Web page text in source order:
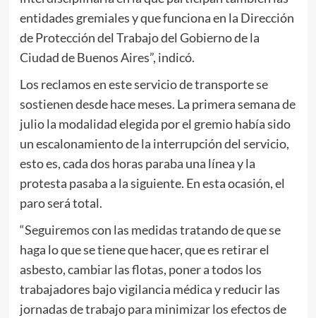
entidades gremiales y que funciona en la Dirección
de Protección del Trabajo del Gobierno de la
Ciudad de Buenos Aires”, indicó.
Los reclamos en este servicio de transporte se
sostienen desde hace meses. La primera semana de
julio la modalidad elegida por el gremio había sido
un escalonamiento de la interrupción del servicio,
esto es, cada dos horas paraba una línea y la
protesta pasaba a la siguiente. En esta ocasión, el
paro será total.
“Seguiremos con las medidas tratando de que se
haga lo que se tiene que hacer, que es retirar el
asbesto, cambiar las flotas, poner a todos los
trabajadores bajo vigilancia médica y reducir las
jornadas de trabajo para minimizar los efectos de